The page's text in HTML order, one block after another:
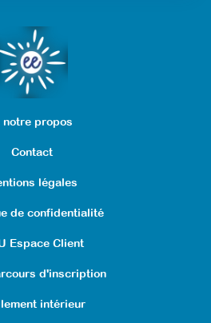
notre propos
Contact
légales
de confidentialité
Espace Client
d'inscription
intérieur